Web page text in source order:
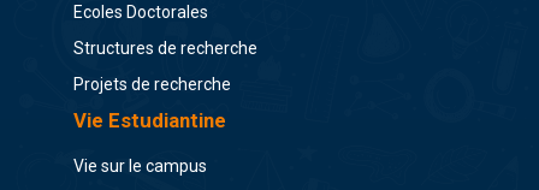
Ecoles Doctorales
Structures de recherche
Projets de recherche
Vie Estudiantine
Vie sur le campus